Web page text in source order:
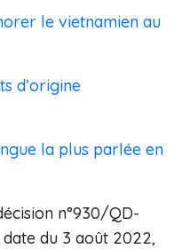
le vietnamien au
d’origine
la plus parlée en
n°930/QD-
du 3 août 2022,